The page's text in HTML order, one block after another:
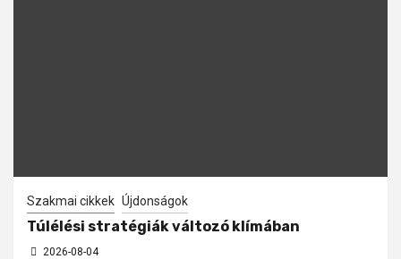
Szakmai cikkek Újdonságok
Túlélési stratégiák változó klímában
2026-08-04